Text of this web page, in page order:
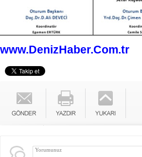
www.DenizHaber.Com.tr